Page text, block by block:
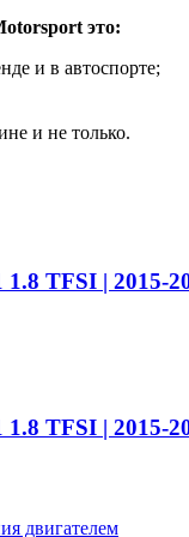
это:
и в автоспорте;
и не только.
TFSI | 2015-
TFSI | 2015-